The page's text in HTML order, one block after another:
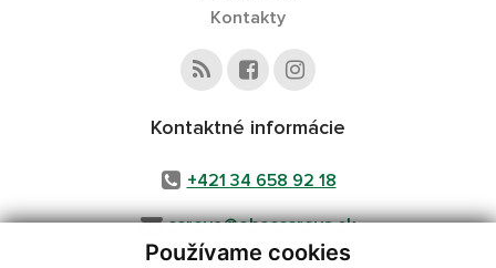
Používame cookies
Kontakty
Kontaktné informácie
+421 34 658 92 18
cerova@obeccerova.sk